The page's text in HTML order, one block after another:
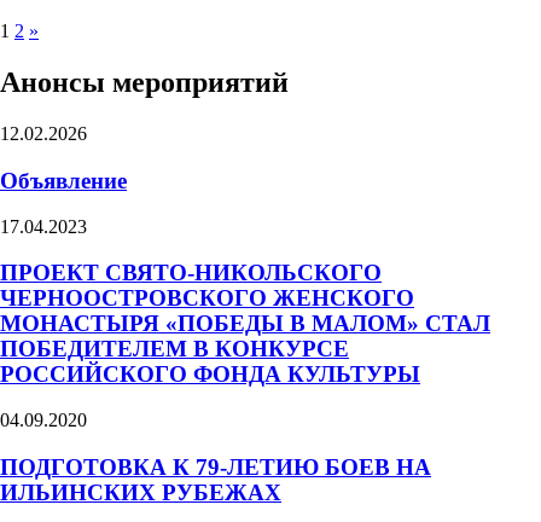
1 2 »
Анонсы мероприятий
12.02.2026
Объявление
17.04.2023
ПРОЕКТ СВЯТО-НИКОЛЬСКОГО
ЧЕРНООСТРОВСКОГО ЖЕНСКОГО
МОНАСТЫРЯ «ПОБЕДЫ В МАЛОМ» СТАЛ
ПОБЕДИТЕЛЕМ В КОНКУРСЕ
РОССИЙСКОГО ФОНДА КУЛЬТУРЫ
04.09.2020
ПОДГОТОВКА К 79-ЛЕТИЮ БОЕВ НА
ИЛЬИНСКИХ РУБЕЖАХ